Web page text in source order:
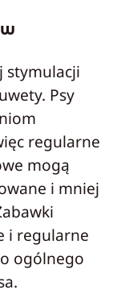
stymulacji
Psy
regularne
mogą
i mniej
i regularne
ogólnego